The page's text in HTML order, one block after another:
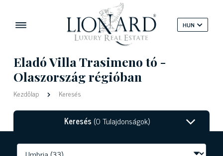
HUN
Eladó Villa Trasimeno tó -
Olaszország régióban
Kezdőlap Keresés
Keresés (0 Tulajdonságok)